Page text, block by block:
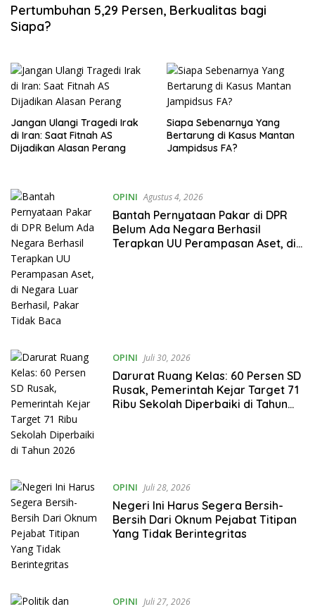
Pertumbuhan 5,29 Persen, Berkualitas bagi
Siapa?
Jangan Ulangi Tragedi Irak
di Iran: Saat Fitnah AS
Dijadikan Alasan Perang
Siapa Sebenarnya Yang
Bertarung di Kasus Mantan
Jampidsus FA?
OPINI Agustus 4, 2026
Bantah Pernyataan Pakar di DPR
Belum Ada Negara Berhasil
Terapkan UU Perampasan Aset, di
OPINI Juli 30, 2026
Darurat Ruang Kelas: 60 Persen SD
Rusak, Pemerintah Kejar Target 71
Ribu Sekolah Diperbaiki di Tahun
OPINI Juli 28, 2026
Negeri Ini Harus Segera Bersih-
Bersih Dari Oknum Pejabat Titipan
Yang Tidak Berintegritas
OPINI Juli 27, 2026